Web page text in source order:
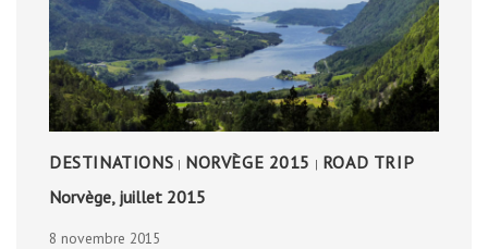
DESTINATIONS | NORVÈGE 2015 | ROAD TRIP
Norvège, juillet 2015
8 novembre 2015